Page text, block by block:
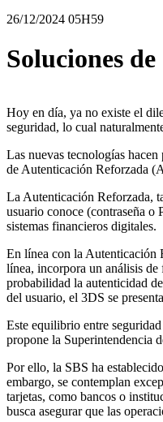
26/12/2024 05H59
Soluciones
Hoy en día, ya no existe el
seguridad, lo cual
Las nuevas tecnologías
de Autenticación Reforzada
La Autenticación Reforzada,
usuario conoce (contraseña
sistemas financieros digitales.
En línea con la Autenticación
línea, incorpora un análisis
probabilidad la autenticidad
del usuario, el 3DS se
Este equilibrio entre
propone la Superintendencia
Por ello, la SBS ha
embargo, se contemplan
tarjetas, como bancos o
busca asegurar que las